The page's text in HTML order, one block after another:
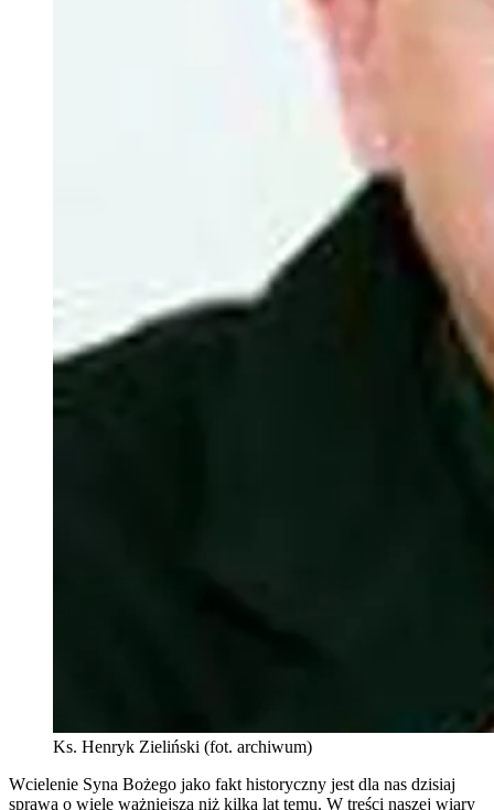
Ks. Henryk Zieliński (fot. archiwum)
Wcielenie Syna Bożego jako fakt historyczny jest dla nas dzisiaj
sprawą o wiele ważniejszą niż kilka lat temu. W treści naszej wiary